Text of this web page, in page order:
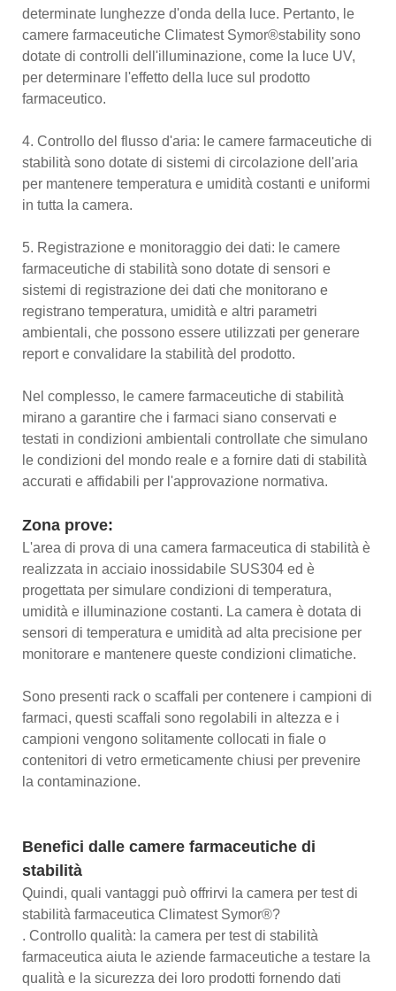
determinate lunghezze d'onda della luce. Pertanto, le
camere farmaceutiche Climatest Symor®stability sono
dotate di controlli dell'illuminazione, come la luce UV,
per determinare l'effetto della luce sul prodotto
farmaceutico.
4. Controllo del flusso d'aria: le camere farmaceutiche di
stabilità sono dotate di sistemi di circolazione dell'aria
per mantenere temperatura e umidità costanti e uniformi
in tutta la camera.
5. Registrazione e monitoraggio dei dati: le camere
farmaceutiche di stabilità sono dotate di sensori e
sistemi di registrazione dei dati che monitorano e
registrano temperatura, umidità e altri parametri
ambientali, che possono essere utilizzati per generare
report e convalidare la stabilità del prodotto.
Nel complesso, le camere farmaceutiche di stabilità
mirano a garantire che i farmaci siano conservati e
testati in condizioni ambientali controllate che simulano
le condizioni del mondo reale e a fornire dati di stabilità
accurati e affidabili per l'approvazione normativa.
Zona prove:
L'area di prova di una camera farmaceutica di stabilità è
realizzata in acciaio inossidabile SUS304 ed è
progettata per simulare condizioni di temperatura,
umidità e illuminazione costanti. La camera è dotata di
sensori di temperatura e umidità ad alta precisione per
monitorare e mantenere queste condizioni climatiche.
Sono presenti rack o scaffali per contenere i campioni di
farmaci, questi scaffali sono regolabili in altezza e i
campioni vengono solitamente collocati in fiale o
contenitori di vetro ermeticamente chiusi per prevenire
la contaminazione.
Benefici dalle camere farmaceutiche di
stabilità
Quindi, quali vantaggi può offrirvi la camera per test di
stabilità farmaceutica Climatest Symor®?
. Controllo qualità: la camera per test di stabilità
farmaceutica aiuta le aziende farmaceutiche a testare la
qualità e la sicurezza dei loro prodotti fornendo dati